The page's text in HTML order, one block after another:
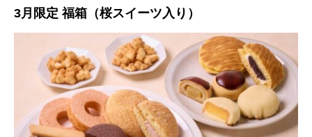
3月限定 福箱（桜スイーツ入り）